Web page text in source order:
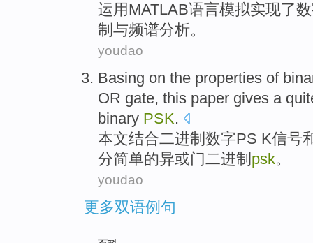
运用 MATLAB语言模拟实现了
制 与频谱分析。
youdao
Basing on the properties of
OR gate, this paper gives a
binary PSK.
本文结合二进制 数字PS K信号
分简单的异或门二进制 psk。
youdao
更多双语例句